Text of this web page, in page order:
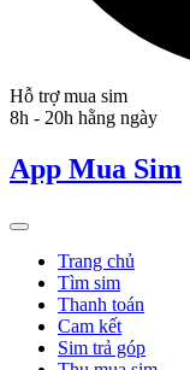
Hỗ trợ mua sim
8h - 20h hằng ngày
App Mua Sim
Trang chủ
Tìm sim
Thanh toán
Cam kết
Sim trả góp